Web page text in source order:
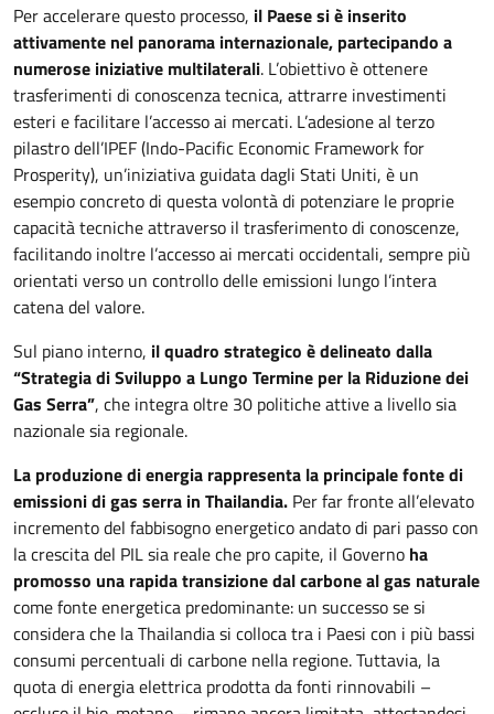
Per accelerare questo processo, il Paese si è inserito
attivamente nel panorama internazionale, partecipando a
numerose iniziative multilaterali. L’obiettivo è ottenere
trasferimenti di conoscenza tecnica, attrarre investimenti
esteri e facilitare l’accesso ai mercati. L’adesione al terzo
pilastro dell’IPEF (Indo-Pacific Economic Framework for
Prosperity), un’iniziativa guidata dagli Stati Uniti, è un
esempio concreto di questa volontà di potenziare le proprie
capacità tecniche attraverso il trasferimento di conoscenze,
facilitando inoltre l’accesso ai mercati occidentali, sempre più
orientati verso un controllo delle emissioni lungo l’intera
catena del valore.
Sul piano interno, il quadro strategico è delineato dalla
“Strategia di Sviluppo a Lungo Termine per la Riduzione dei
Gas Serra”, che integra oltre 30 politiche attive a livello sia
nazionale sia regionale.
La produzione di energia rappresenta la principale fonte di
emissioni di gas serra in Thailandia. Per far fronte all’elevato
incremento del fabbisogno energetico andato di pari passo con
la crescita del PIL sia reale che pro capite, il Governo ha
promosso una rapida transizione dal carbone al gas naturale
come fonte energetica predominante: un successo se si
considera che la Thailandia si colloca tra i Paesi con i più bassi
consumi percentuali di carbone nella regione. Tuttavia, la
quota di energia elettrica prodotta da fonti rinnovabili –